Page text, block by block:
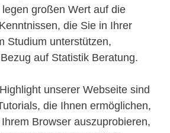
großen Wert auf die
die Sie in Ihrer
Studium unterstützen,
auf Statistik Beratung.
unserer Webseite sind
die Ihnen ermöglichen,
Browser auszuprobieren,